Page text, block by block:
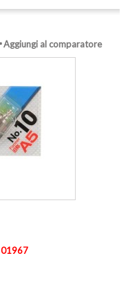
Aggiungi al comparatore
01967